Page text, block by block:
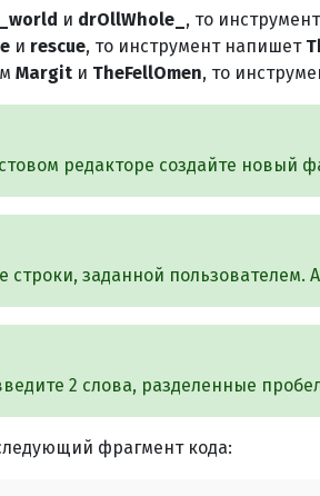
и drOllWhole_ , то
и rescue, то инструмент напишет
Margit и TheFellOmen, то
редакторе создайте новый
строки, заданной
2 слова, разделенные
фрагмент кода: